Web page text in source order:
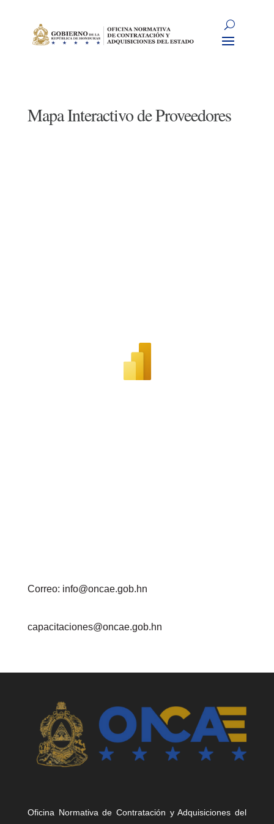
Mapa Interactivo de Proveedores
Correo: info@oncae.gob.hn
capacitaciones@oncae.gob.hn
Oficina Normativa de Contratación y Adquisiciones del